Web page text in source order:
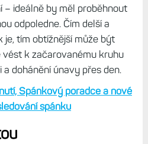
– ideálně by měl proběhnout
odpoledne. Čím delší a
je, tím obtížnější může být
vést k začarovanému kruhu
dohánění únavy přes den.
Spánkový poradce a nové
spánku